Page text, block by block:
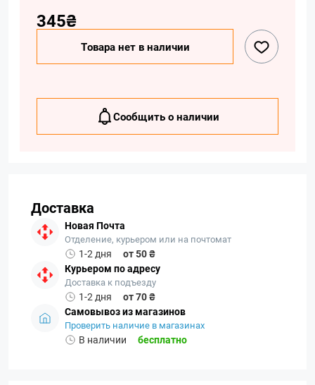
345₴
Товара нет в наличии
Сообщить о наличии
Доставка
Новая Почта
Отделение, курьером или на почтомат
1-2 дня
от 50 ₴
Курьером по адресу
Доставка к подъезду
1-2 дня
от 70 ₴
Самовывоз из магазинов
Проверить наличие в магазинах
В наличии бесплатно